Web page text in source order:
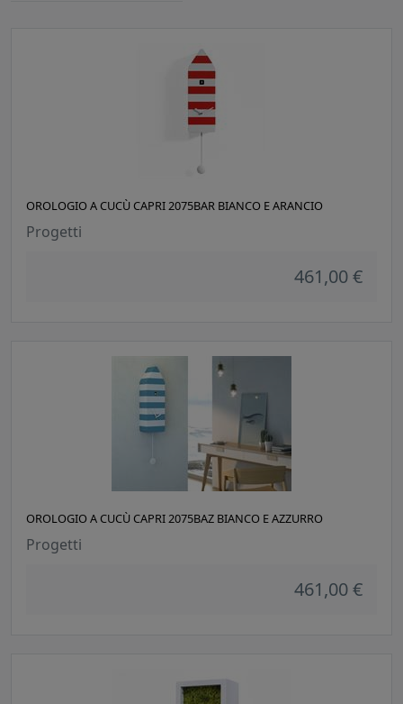
OROLOGIO A CUCÙ CAPRI 2075BAR BIANCO E ARANCIO
Progetti
461,00 €
OROLOGIO A CUCÙ CAPRI 2075BAZ BIANCO E AZZURRO
Progetti
461,00 €